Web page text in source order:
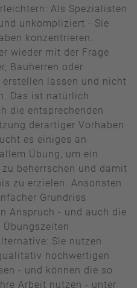
Als Spezialisten
unkompliziert - Sie
konzentrieren.
wieder mit der Frage
Bauherren oder
lassen und nicht
Das ist natürlich
die entsprechenden
derartiger Vorhaben
es einiges an
Übung, um ein
beherrschen und damit
zu erzielen. Ansonsten
Grundriss
Anspruch - und auch die
Übungszeiten
Sie nutzen
hochwertigen
- und können die so
Arbeit nutzen - unter